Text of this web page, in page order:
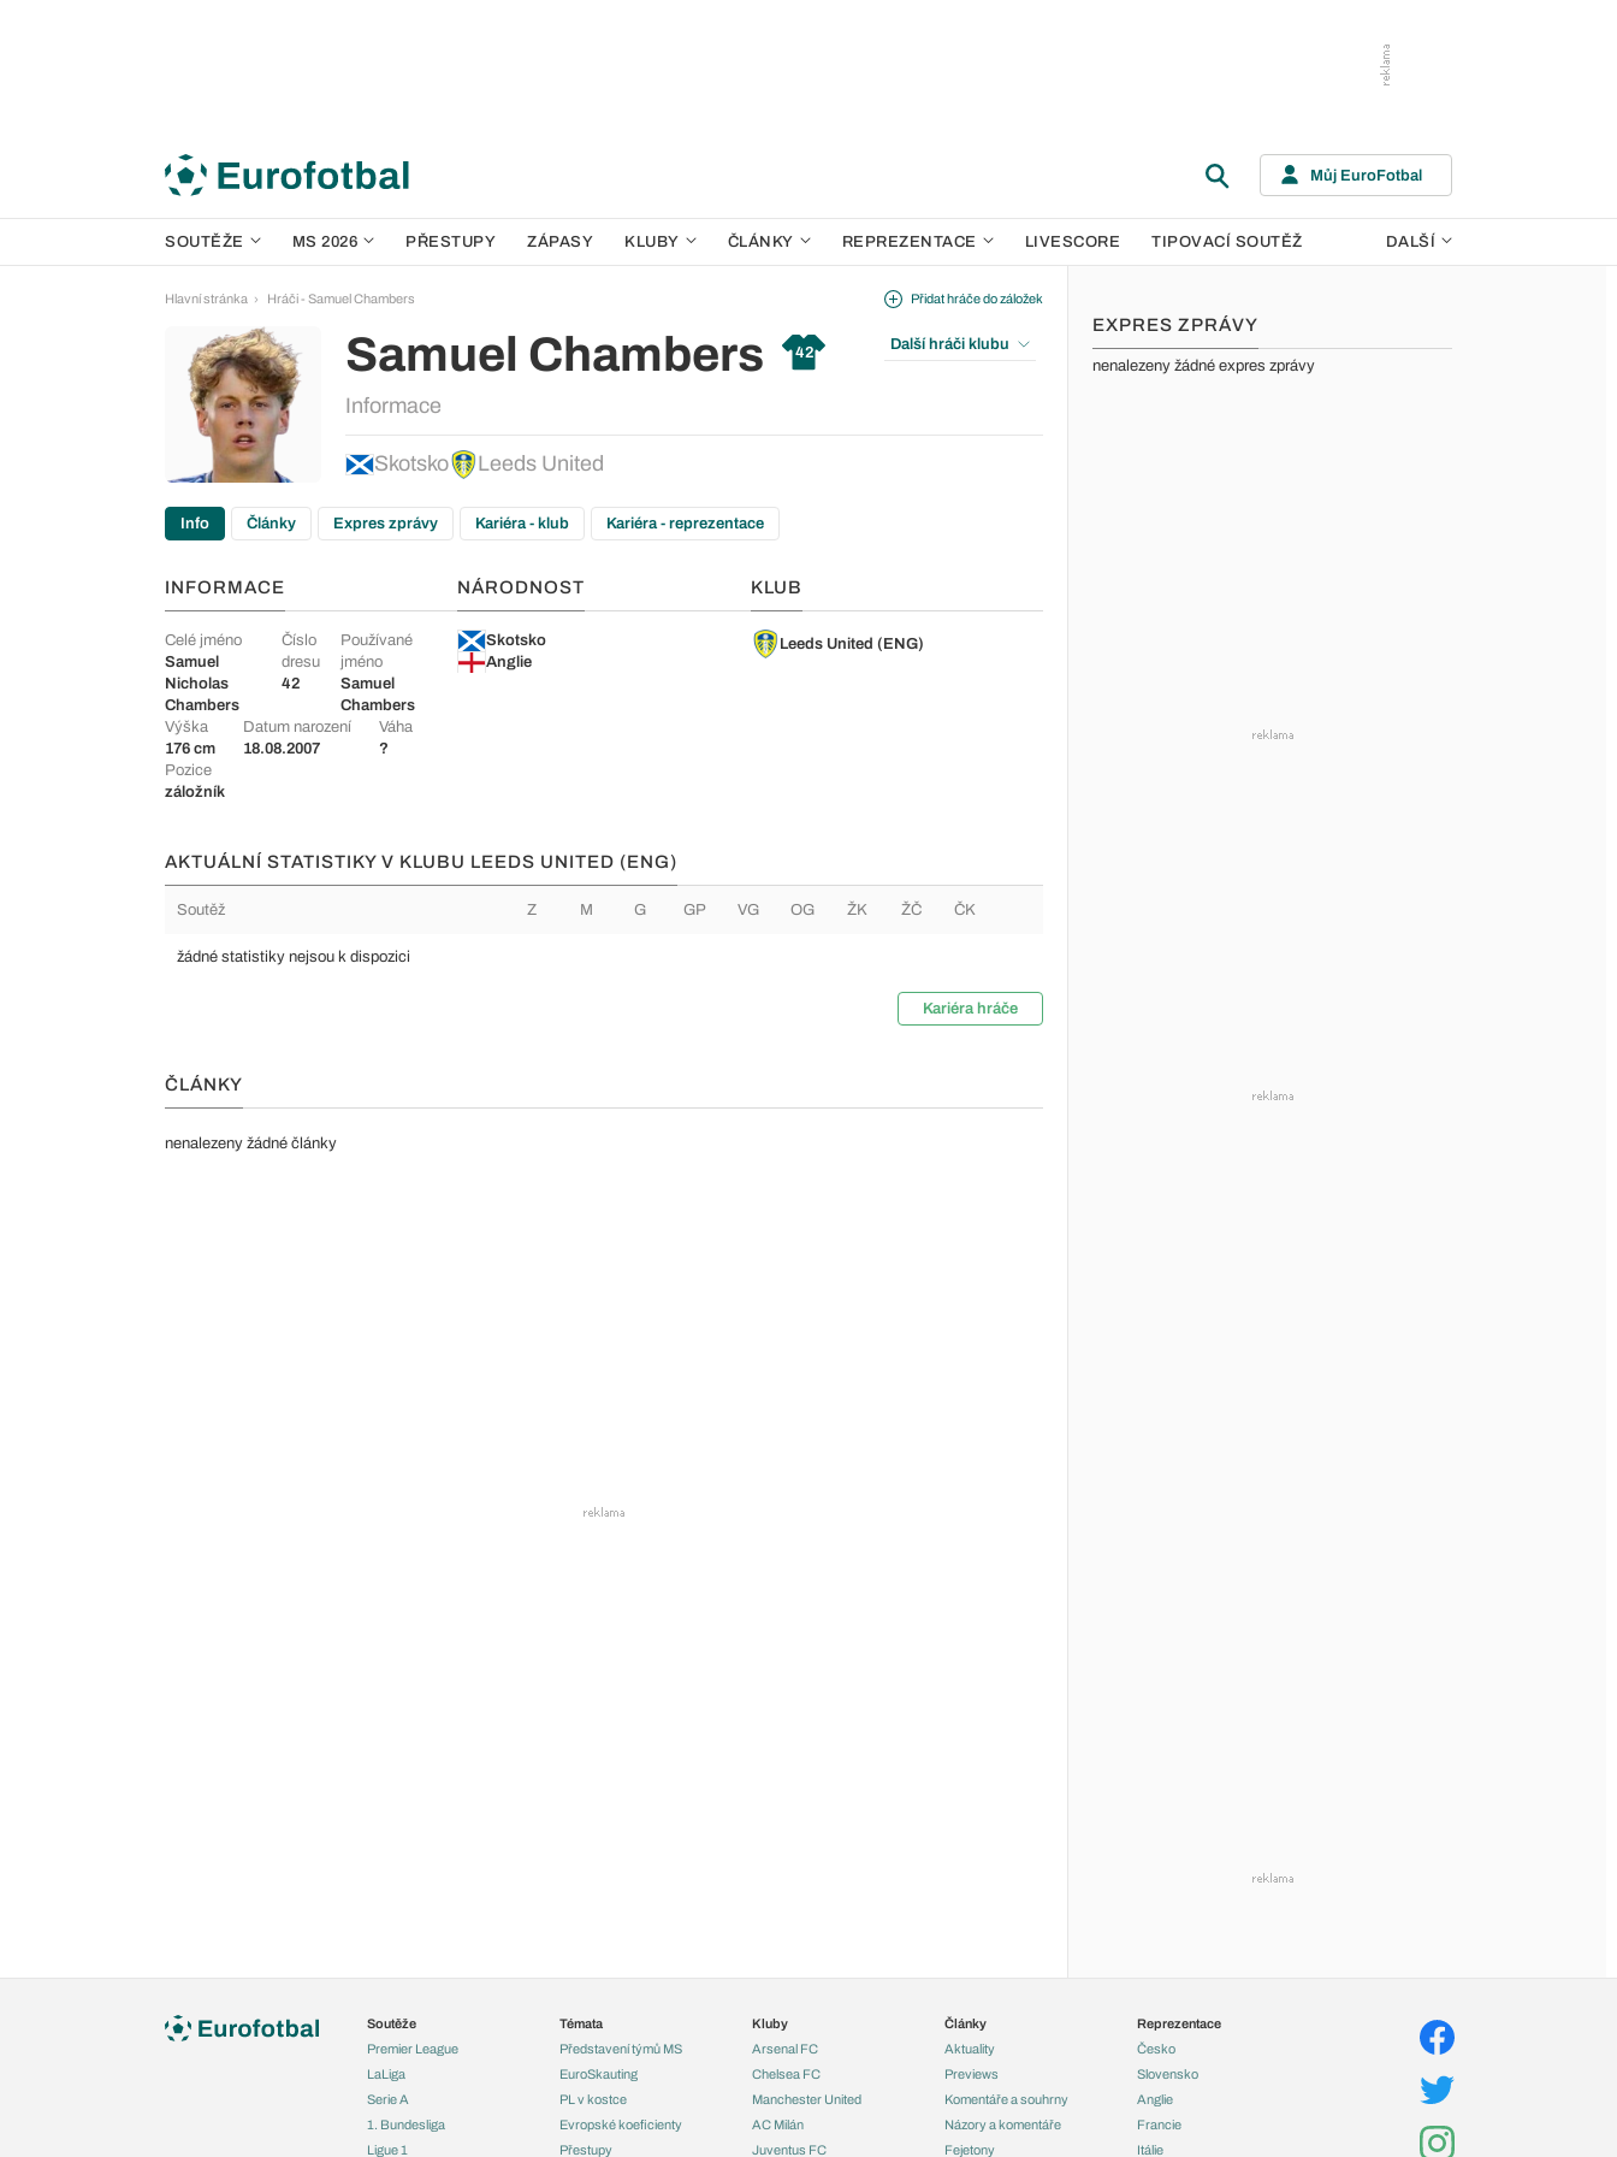
Můj EuroFotbal
SOUTĚŽE MS 2026 PŘESTUPY ZÁPASY KLUBY ČLÁNKY REPREZENTACE LIVESCORE TIPOVACÍ SOUTĚŽ DALŠÍ
Hlavní stránka Hráči - Samuel Chambers
Samuel Chambers 42
Informace
Skotsko Leeds United
Přidat hráče do záložek
Další hráči klubu
Info Články Expres zprávy Kariéra - klub Kariéra - reprezentace
INFORMACE
Celé jméno
Samuel
Nicholas
Chambers
Číslo
dresu
42
Používané
jméno
Samuel
Chambers
Výška
176 cm
Datum narození
18.08.2007
Váha
?
Pozice
záložník
NÁRODNOST
Skotsko
Anglie
KLUB
Leeds United (ENG)
AKTUÁLNÍ STATISTIKY V KLUBU LEEDS UNITED (ENG)
Soutěž Z M G GP VG OG ŽK ŽČ ČK
žádné statistiky nejsou k dispozici
Kariéra hráče
ČLÁNKY
nenalezeny žádné články
EXPRES ZPRÁVY
nenalezeny žádné expres zprávy
Soutěže
Premier League
LaLiga
Serie A
1. Bundesliga
Ligue 1
Témata
Představení týmů MS
EuroSkauting
PL v kostce
Evropské koeficienty
Přestupy
Kluby
Arsenal FC
Chelsea FC
Manchester United
AC Milán
Juventus FC
Články
Aktuality
Previews
Komentáře a souhrny
Názory a komentáře
Fejetony
Reprezentace
Česko
Slovensko
Anglie
Francie
Itálie